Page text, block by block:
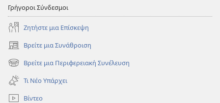
Γρήγοροι Σύνδεσμοι
Ζητήστε μια Επίσκεψη
Βρείτε μια Συνάθροιση
(ανοίγει
νέο
παράθυρο)
Βρείτε μια Περιφερειακή Συνέλευση
(ανοίγει
νέο
παράθυρο)
Τι Νέο Υπάρχει
Βίντεο